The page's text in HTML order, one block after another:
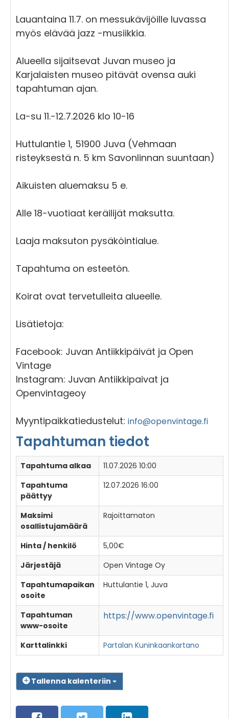
Lauantaina 11.7. on messukävijöille luvassa
myös elävää jazz -musiikkia.
Alueella sijaitsevat Juvan museo ja
Karjalaisten museo pitävät ovensa auki
tapahtuman ajan.
La-su 11.-12.7.2026 klo 10-16
Huttulantie 1, 51900 Juva (Vehmaan
risteyksestä n. 5 km Savonlinnan suuntaan)
Aikuisten aluemaksu 5 e.
Alle 18-vuotiaat keräilijät maksutta.
Laaja maksuton pysäköintialue.
Tapahtuma on esteetön.
Koirat ovat tervetulleita alueelle.
Lisätietoja:
Facebook: Juvan Antiikkipäivät ja Open
Vintage
Instagram: Juvan Antiikkipaivat ja
Openvintageoy
Myyntipaikkatiedustelut: info@openvintage.fi
Tapahtuman tiedot
Tapahtuma alkaa
11.07.2026 10:00
Tapahtuma
päättyy
12.07.2026 16:00
Maksimi
osallistujamäärä
Rajoittamaton
Hinta / henkilö
5,00€
Järjestäjä
Open Vintage Oy
Tapahtumapaikan
osoite
Huttulantie 1, Juva
Tapahtuman
www-osoite
https://www.openvintage.fi
Karttalinkki Partalan Kuninkaankartano
Tallenna kalenteriin